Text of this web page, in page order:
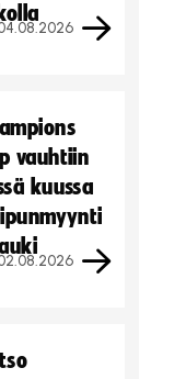
vauhtiin
kuussa